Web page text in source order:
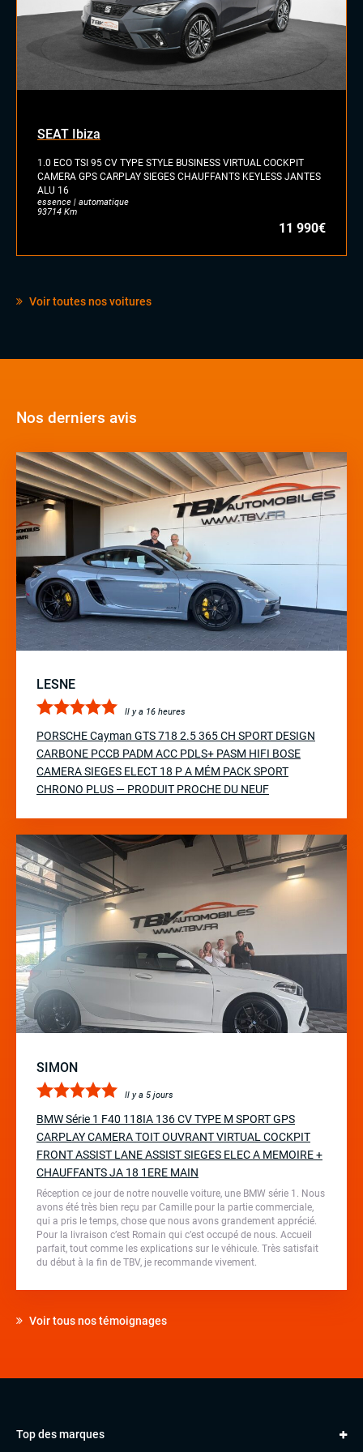
SEAT Ibiza
1.0 ECO TSI 95 CV TYPE STYLE BUSINESS VIRTUAL COCKPIT
CAMERA GPS CARPLAY SIEGES CHAUFFANTS KEYLESS JANTES
ALU 16
essence | automatique
93714 Km
11 990€
Voir toutes nos voitures
Nos derniers avis
LESNE
Il y a 16 heures
PORSCHE Cayman GTS 718 2.5 365 CH SPORT DESIGN
CARBONE PCCB PADM ACC PDLS+ PASM HIFI BOSE
CAMERA SIEGES ELECT 18 P A MÉM PACK SPORT
CHRONO PLUS — PRODUIT PROCHE DU NEUF
SIMON
Il y a 5 jours
BMW Série 1 F40 118IA 136 CV TYPE M SPORT GPS
CARPLAY CAMERA TOIT OUVRANT VIRTUAL COCKPIT
FRONT ASSIST LANE ASSIST SIEGES ELEC A MEMOIRE +
CHAUFFANTS JA 18 1ERE MAIN
Réception ce jour de notre nouvelle voiture, une BMW série 1. Nous
avons été très bien reçu par Camille pour la partie commerciale,
qui a pris le temps, chose que nous avons grandement apprécié.
Pour la livraison c’est Romain qui c’est occupé de nous. Accueil
parfait, tout comme les explications sur le véhicule. Très satisfait
du début à la fin de TBV, je recommande vivement.
Voir tous nos témoignages
Top des marques